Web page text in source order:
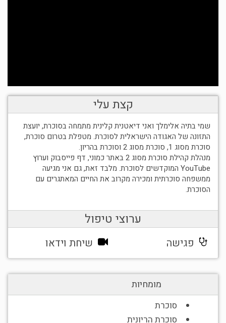
קצת עלי
שמי בתיה אלימלך ואני דיאטנית קלינית מתמחה בסוכרת, יועצת
התזונה של האגודה הישראלית לסוכרת. מטפלת בטרום סוכרת,
סוכרת מסוג 1, סוכרת מסוג 2 וסוכרת בהריון.
מנהלת קהילת סוכרת מסוג 2 באתר כמוני, דף פייסבוק וערוץ
YouTube המוקדשים לסוכרת. מלבד זאת, גם אני מגיעה
ממשפחה סוכרתית ומכירה מקרוב את החיים המאתגרים עם
הסוכרת.
ערוצי טיפול
פגישה שיחת וידאו
מומחיות
סוכרת
סוכרת הריונית